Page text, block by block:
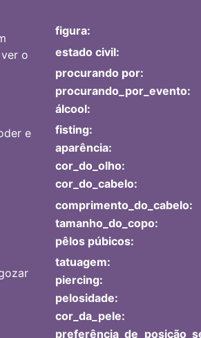
o
e
figura:
estado civil:
procurando por:
procurando_por_evento:
álcool:
fisting:
aparência:
cor_do_olho:
cor_do_cabelo:
comprimento_do_cabelo:
tamanho_do_copo:
pêlos púbicos:
tatuagem:
piercing:
pelosidade:
cor_da_pele: